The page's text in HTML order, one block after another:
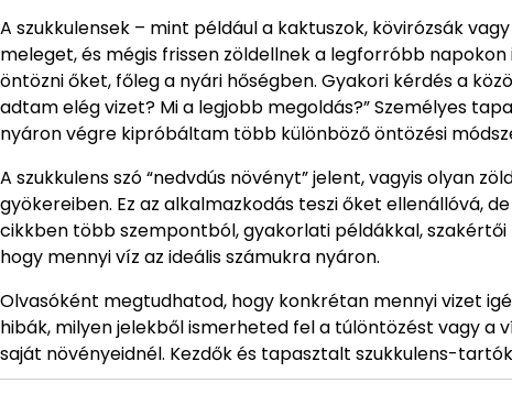
A szukkulensek – mint például a kaktuszok, kövirózsák
meleget, és mégis frissen zöldellnek a legforróbb
öntözni őket, főleg a nyári hőségben. Gyakori kérdés a
adtam elég vizet? Mi a legjobb megoldás?” Személyes
nyáron végre kipróbáltam több különböző öntözési
A szukkulens szó “nedvdús növényt” jelent, vagyis olyan
gyökereiben. Ez az alkalmazkodás teszi őket ellenállóvá,
cikkben több szempontból, gyakorlati példákkal,
hogy mennyi víz az ideális számukra nyáron.
Olvasóként megtudhatod, hogy konkrétan mennyi vizet
hibák, milyen jelekből ismerheted fel a túlöntözést vagy a
saját növényeidnél. Kezdők és tapasztalt szukkulens-